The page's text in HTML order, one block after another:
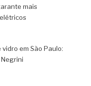
mais
em São Paulo: